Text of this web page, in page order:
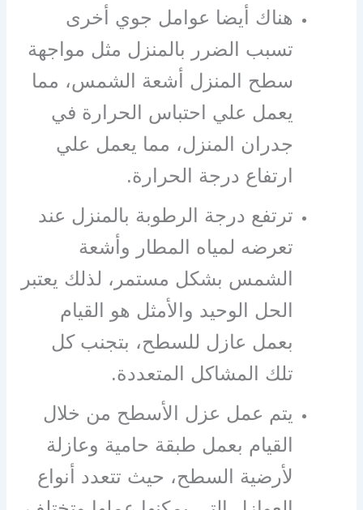
هناك أيضا عوامل جوي أخرى
تسبب الضرر بالمنزل مثل مواجهة
سطح المنزل أشعة الشمس، مما
يعمل علي احتباس الحرارة في
جدران المنزل، مما يعمل علي
ارتفاع درجة الحرارة.
ترتفع درجة الرطوبة بالمنزل عند
تعرضه لمياه المطار وأشعة
الشمس بشكل مستمر، لذلك يعتبر
الحل الوحيد والأمثل هو القيام
بعمل عازل للسطح، بتجنب كل
تلك المشاكل المتعددة.
يتم عمل عزل الأسطح من خلال
القيام بعمل طبقة حامية وعازلة
لأرضية السطح، حيث تتعدد أنواع